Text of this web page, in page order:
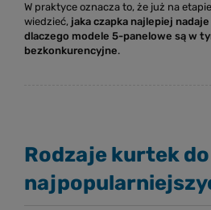
W praktyce oznacza to, że już na
wiedzieć, jaka czapka najlepiej
dlaczego modele 5-panelowe są w
bezkonkurencyjne.
Rodzaje kurtek